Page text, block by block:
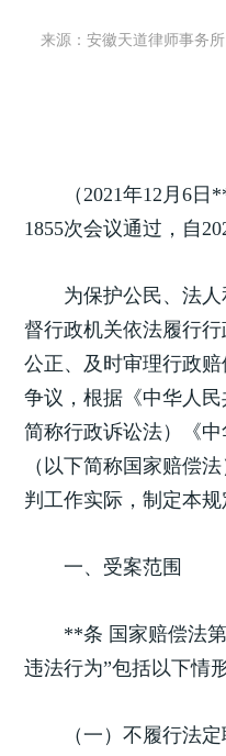
来源：安徽天道律师事务
（2021年12月6日**
1855次会议通过，自
为保护公民、法人
督行政机关依法履行
公正、及时审理行政
争议，根据《中华人
简称行政诉讼法）《中
（以下简称国家赔偿
判工作实际，制定本规
一、受案范围
**条 国家赔偿法第
违法行为”包括以下情
（一）不履行法定